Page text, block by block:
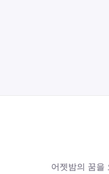
어젯밤의 꿈을